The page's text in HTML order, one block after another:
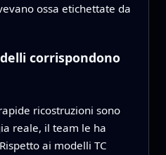
ossa etichettate da
corrispondono
ricostruzioni sono
reale, il team le ha
ai modelli TC